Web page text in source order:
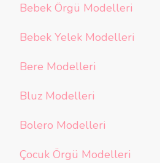
Bebek Örgü Modelleri
Bebek Yelek Modelleri
Bere Modelleri
Bluz Modelleri
Bolero Modelleri
Çocuk Örgü Modelleri